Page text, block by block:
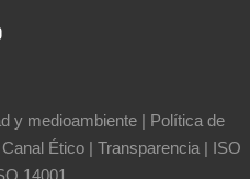
y medioambiente| Política de
Canal Ético | Transparencia | ISO
14001